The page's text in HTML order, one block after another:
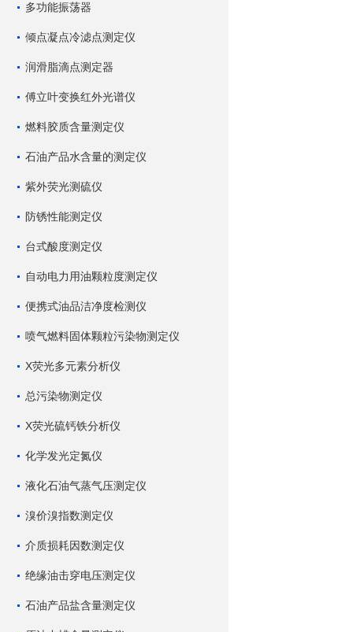
多功能振荡器
倾点凝点冷滤点测定仪
润滑脂滴点测定器
傅立叶变换红外光谱仪
燃料胶质含量测定仪
石油产品水含量的测定仪
紫外荧光测硫仪
防锈性能测定仪
台式酸度测定仪
自动电力用油颗粒度测定仪
便携式油品洁净度检测仪
喷气燃料固体颗粒污染物测定仪
X荧光多元素分析仪
总污染物测定仪
X荧光硫钙铁分析仪
化学发光定氮仪
液化石油气蒸气压测定仪
溴价溴指数测定仪
介质损耗因数测定仪
绝缘油击穿电压测定仪
石油产品盐含量测定仪